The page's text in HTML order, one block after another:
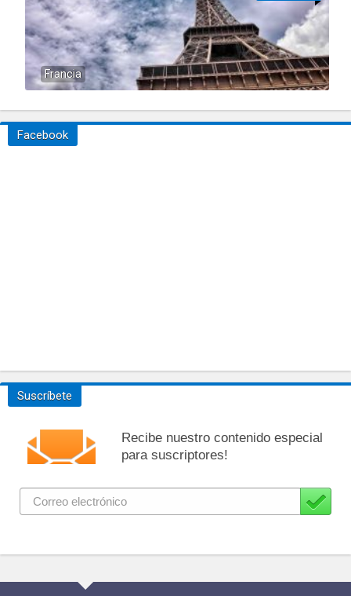
Francia
Facebook
Suscríbete
Recibe nuestro contenido especial
para suscriptores!